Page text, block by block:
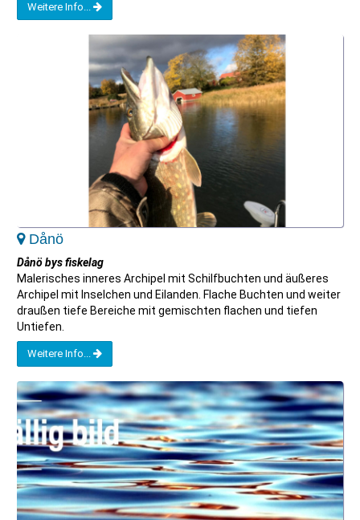
Weitere Info...
Dånö
Dånö bys fiskelag
Malerisches inneres Archipel mit Schilfbuchten und äußeres
Archipel mit Inselchen und Eilanden. Flache Buchten und weiter
draußen tiefe Bereiche mit gemischten flachen und tiefen
Untiefen.
Weitere Info...